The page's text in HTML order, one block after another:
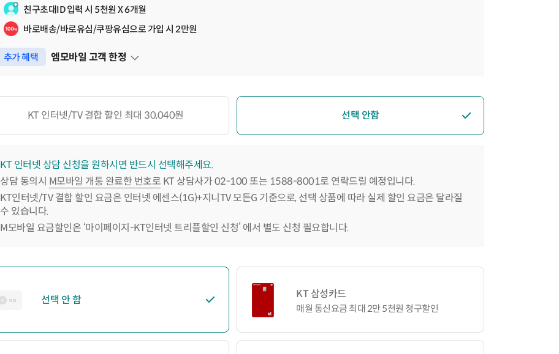
친구초대ID 입력 시 5천원 X 6개월
바로배송/바로유심/쿠팡유심으로 가입 시 2만원
추가 혜택 엠모바일 고객 한정
펼쳐보기
KT 인터넷/TV 결합 할인 최대 30,040원 선택 안함
KT 인터넷 상담 신청을 원하시면 반드시 선택해주세요.
상담 동의시 M모바일 개통 완료한 번호로 KT 상담사가 02-100 또는 1588-8001로 연락드릴 예정입니다.
KT인터넷/TV 결합 할인 요금은 인터넷 에센스(1G)+지니TV 모든G 기준으로, 선택 상품에 따라 실제 할인 요금은 달라질
수 있습니다.
M모바일 요금할인은 ‘마이페이지-KT인터넷 트리플할인 신청’ 에서 별도 신청 필요합니다.
선택 안 함 KT 삼성카드
매월 통신요금 최대 2만 5천원 청구할인